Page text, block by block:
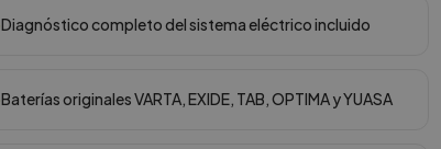
Diagnóstico completo del sistema eléctrico incluido
Baterías originales VARTA, EXIDE, TAB, OPTIMA y YUASA